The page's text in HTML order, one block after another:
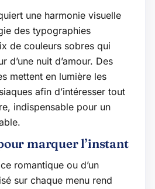
une harmonie visuelle
des typographies
de couleurs sobres qui
d’une nuit d’amour. Des
mettent en lumière les
afin d’intéresser tout
indispensable pour un
marquer l’instant
romantique ou d’un
sur chaque menu rend